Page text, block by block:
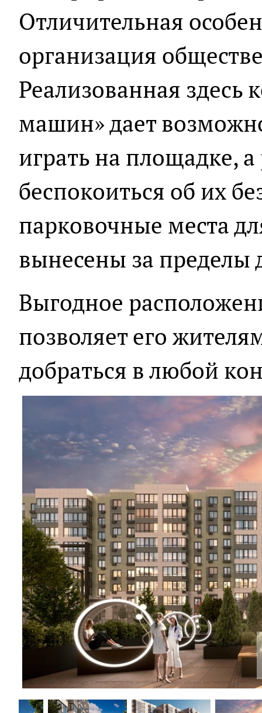
Отличительная
организация
Реализованная здесь
машин» дает
играть на площадке,
беспокоиться об их
парковочные места
вынесены за пределы
Выгодное
позволяет его
добраться в любой